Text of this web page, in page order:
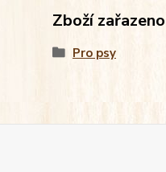
Zboží
Pro psy